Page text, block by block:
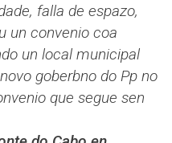
falla de espazo,
un convenio coa
un local municipal
goberbno do Pp no
que segue sen